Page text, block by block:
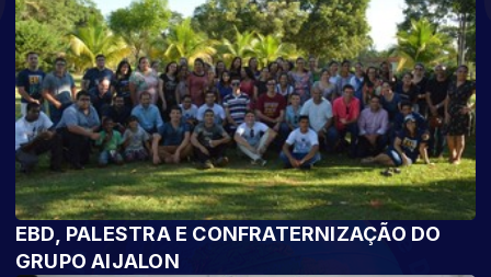
EBD, PALESTRA E CONFRATERNIZAÇÃO DO
GRUPO AIJALON